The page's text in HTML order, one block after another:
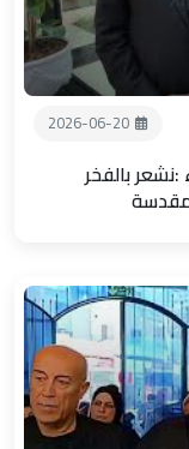
2026-06-20
بالفخر